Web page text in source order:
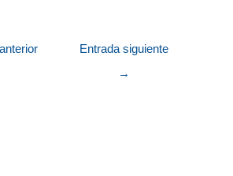
Entrada siguiente
→